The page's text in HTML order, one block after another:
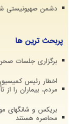
دشمن صهیونیستی
پربحث ترین ها
برگزاری جلسات
اخطار رئیس
مردم، بیماران را از
بریکس و شانگهای
محاصره هستند